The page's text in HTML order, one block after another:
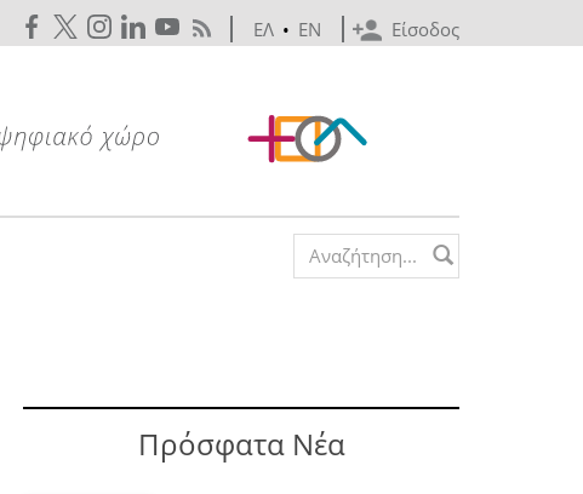
Είσοδος
ΕΛ • EN
Search form
Πρόσφατα Νέα